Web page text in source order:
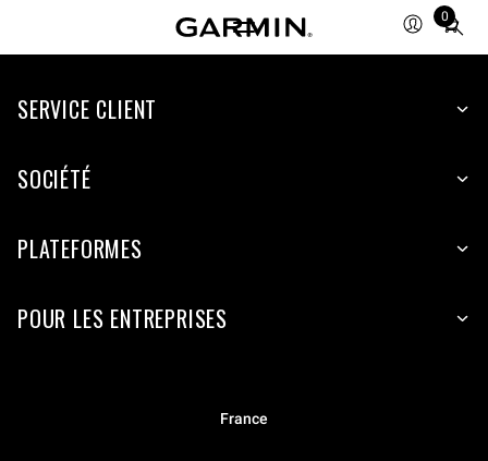
0
Total
items
cart:
SERVICE CLIENT
SOCIÉTÉ
PLATEFORMES
POUR LES ENTREPRISES
France